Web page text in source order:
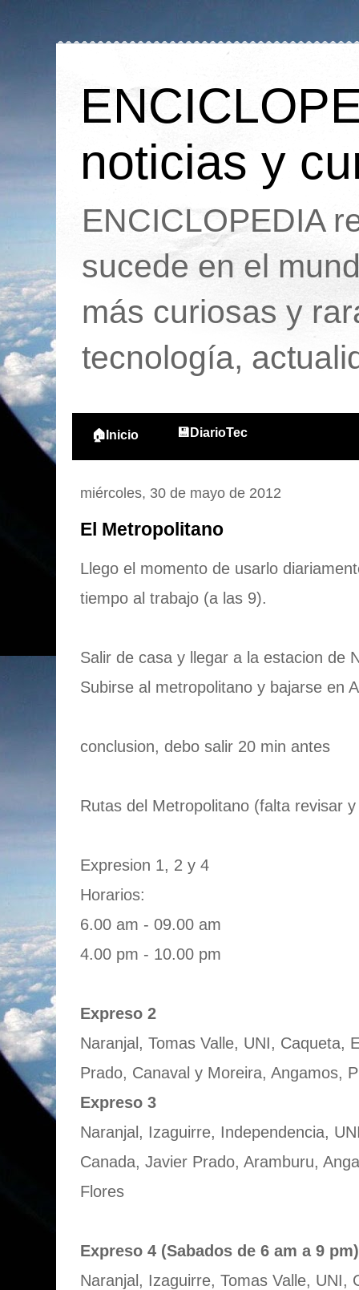
noticias y
ENCICLOPEDIA
sucede en el
más curiosas y
tecnología,
🏠Inicio 💾DiarioTec
miércoles, 30 de mayo de 2012
El Metropolitano
Llego el momento de usarlo
tiempo al trabajo (a las 9).
Salir de casa y llegar a la estacion de
Subirse al metropolitano y bajarse en
conclusion, debo salir 20 min antes
Rutas del Metropolitano (falta revisar
Expresion 1, 2 y 4
Horarios:
6.00 am - 09.00 am
4.00 pm - 10.00 pm
Expreso 2
Naranjal, Tomas Valle, UNI, Caqueta,
Prado, Canaval y Moreira, Angamos,
Expreso 3
Naranjal, Izaguirre, Independencia,
Canada, Javier Prado, Aramburu,
Flores
Expreso 4 (Sabados de 6 am a 9 pm)
Naranjal, Izaguirre, Tomas Valle, UNI,